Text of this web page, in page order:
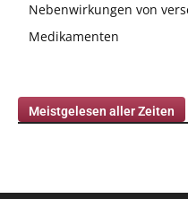
Nebenwirkungen von
Medikamenten
Meistgelesen aller Zeiten